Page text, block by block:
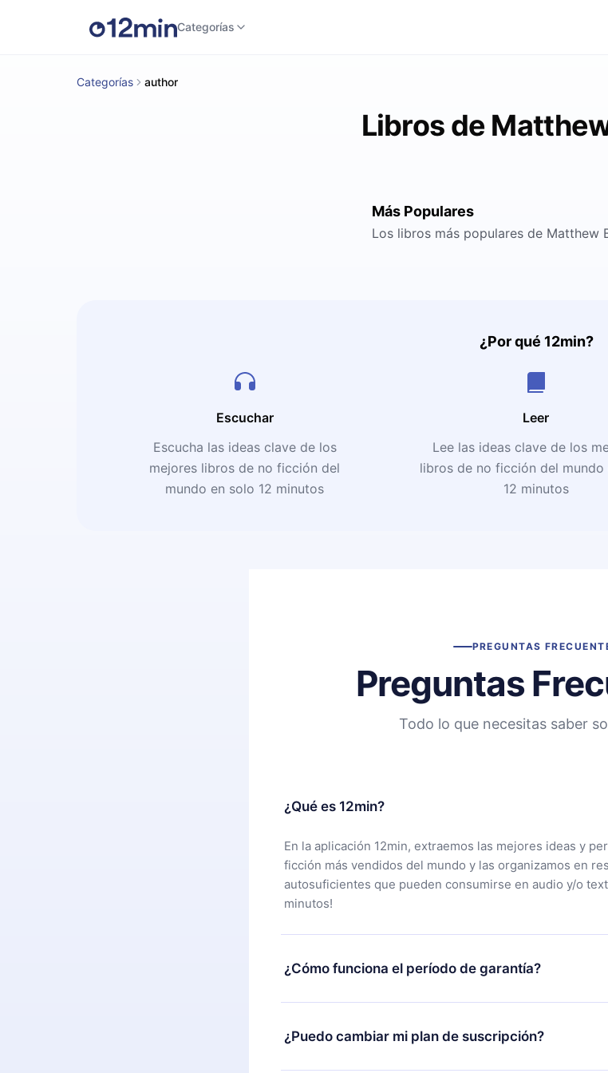
Categorías
Categorías author
Libros de
Más Populares
Los libros más populares de Matthew
¿Por qué 12min?
Escuchar
Escucha las ideas clave de los
mejores libros de no ficción del
mundo en solo 12 minutos
Leer
Lee las ideas clave de los
libros de no ficción del mundo
12 minutos
PREGUNTAS
Preguntas
Todo lo que necesitas saber
¿Qué es 12min?
En la aplicación 12min, extraemos las mejores ideas y
ficción más vendidos del mundo y las organizamos en
autosuficientes que pueden consumirse en audio y/o
minutos!
¿Cómo funciona el período de garantía?
Puedes descargar nuestra aplicación y comenzar a
alguna razón no estás satisfecho con nuestra
nuestro equipo de soporte ( contacto@12min.com
¿Puedo cambiar mi plan de suscripción?